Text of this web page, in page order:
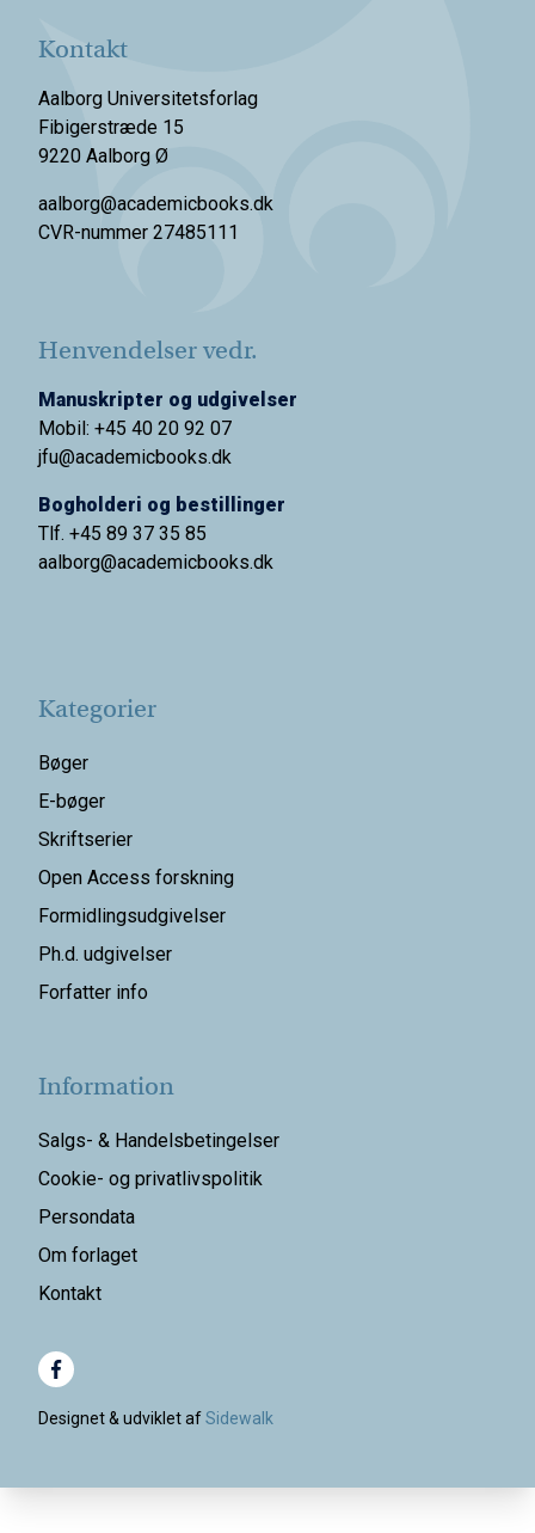
Kontakt
Aalborg Universitetsforlag
Fibigerstræde 15
9220 Aalborg Ø
aalborg@academicbooks.dk
CVR-nummer 27485111
Henvendelser vedr.
Manuskripter og udgivelser
Mobil: +45 40 20 92 07
jfu@academicbooks.dk
Bogholderi og bestillinger
Tlf. +45 89 37 35 85
aalborg@academicbooks.dk
Kategorier
Bøger
E-bøger
Skriftserier
Open Access forskning
Formidlingsudgivelser
Ph.d. udgivelser
Forfatter info
Information
Salgs- & Handelsbetingelser
Cookie- og privatlivspolitik
Persondata
Om forlaget
Kontakt
Designet & udviklet afSidewalk